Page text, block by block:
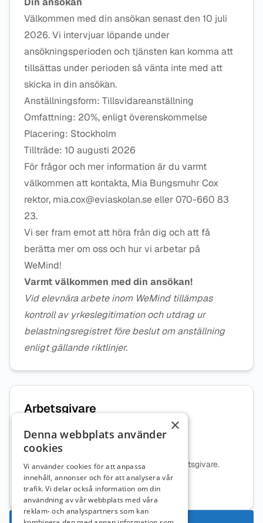
Välkommen med din ansökan senast den 10 juli
2026. Vi intervjuar löpande under
ansökningsperioden och tjänsten kan komma att
tillsättas under perioden så vänta inte med att
skicka in din ansökan.
Anställningsform: Tillsvidareanställning
Omfattning: 20%, enligt överenskommelse
Placering: Stockholm
Tillträde: 10 augusti 2026
För frågor och mer information är du varmt
välkommen att kontakta, Mia Bungsmuhr Cox
rektor, mia.cox@eviaskolan.se eller 070-660 83
23.
Vi ser fram emot att höra från dig och att få
berätta mer om oss och hur vi arbetar på
WeMind!
Varmt välkommen med din ansökan!
Vid elevnära arbete inom WeMind tillämpas
kontroll av yrkeslegitimation och utdrag ur
belastningsregistret före beslut om anställning
enligt gällande riktlinjer.
Arbetsgivare
Wemind AB
Ingen beskrivning tillgänglig för denna arbetsgivare.
Mer information om arbetsgivaren
×
Denna webbplats använder
cookies
Vi använder cookies för att anpassa
innehåll, annonser och för att analysera vår
trafik. Vi delar också information om din
användning av vår webbplats med våra
reklam- och analyspartners som kan